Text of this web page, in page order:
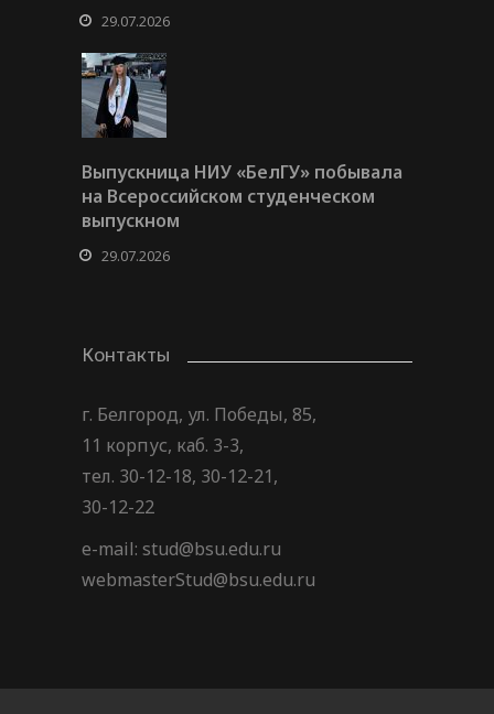
29.07.2026
Выпускница НИУ «БелГУ» побывала
на Всероссийском студенческом
выпускном
29.07.2026
Контакты
г. Белгород, ул. Победы, 85,
11 корпус, каб. 3-3,
тел. 30-12-18, 30-12-21,
30-12-22
e-mail: stud@bsu.edu.ru
webmasterStud@bsu.edu.ru